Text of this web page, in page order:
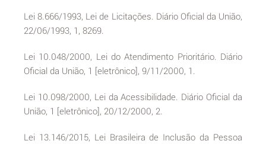
Lei 8.666/1993, Lei de Licitações. Diário Oficial da União,
22/06/1993, 1, 8269.
Lei 10.048/2000, Lei do Atendimento Prioritário. Diário
Oficial da União, 1 [eletrônico], 9/11/2000, 1.
Lei 10.098/2000, Lei da Acessibilidade. Diário Oficial da
União, 1 [eletrônico], 20/12/2000, 2.
Lei 13.146/2015, Lei Brasileira de Inclusão da Pessoa